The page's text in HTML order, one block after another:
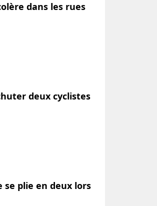
dans les rues
deux cyclistes
se plie en deux lors